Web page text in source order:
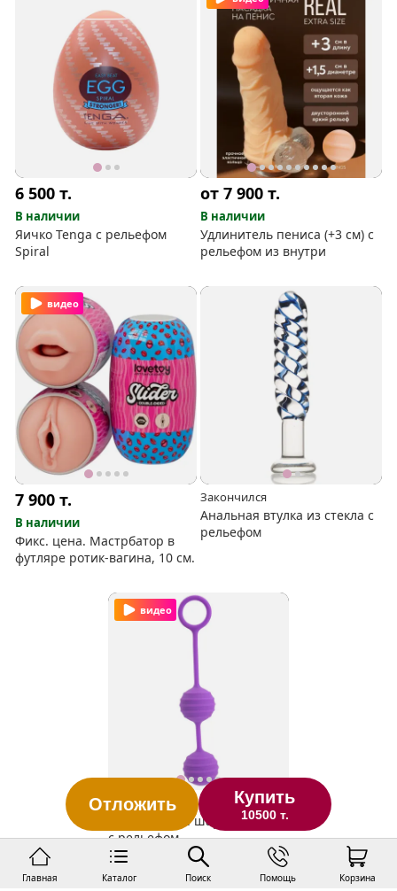
Отложить Купить
10500 т.
6 500т.
В наличии
Яичко Tenga с рельефом
Spiral
от 7 900т.
В наличии
Удлинитель пениса (+3 см) с
рельефом из внутри
видео
7 900т.
В наличии
Фикс. цена. Мастрбатор в
футляре ротик-вагина, 10 см.
Закончился
Анальная втулка из стекла с
рельефом
видео
Закончился
Вагинальные шарики Cosmo
с рельефом
Главная Каталог Поиск Помощь Корзина